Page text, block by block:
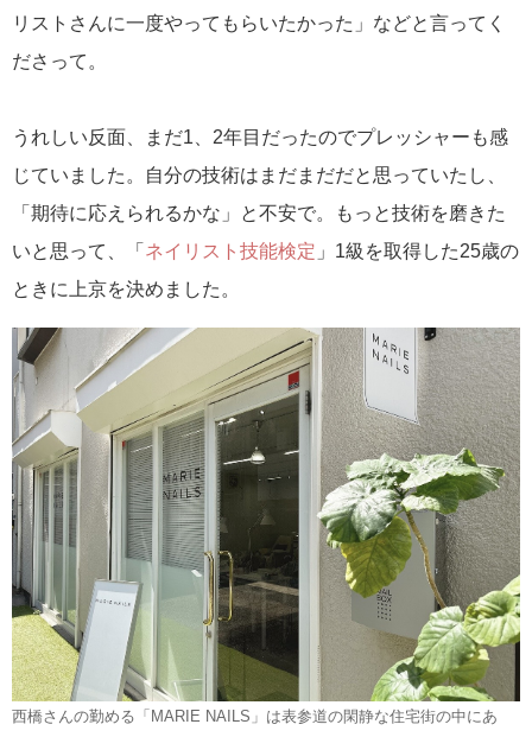
リストさんに一度やってもらいたかった」などと言ってく
ださって。
うれしい反面、まだ1、2年目だったのでプレッシャーも感
じていました。自分の技術はまだまだだと思っていたし、
「期待に応えられるかな」と不安で。もっと技術を磨きた
いと思って、「 ネイリスト技能検定 」1級を取得した25歳の
ときに上京を決めました。
西橋さんの勤める「MARIE NAILS」は表参道の閑静な住宅街の中にあ